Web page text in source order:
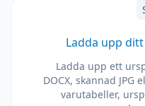
Ladda upp
Ladda upp ett
DOCX, skannad JPG
varutabeller,